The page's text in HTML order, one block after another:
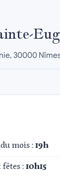
30000
du mois :19h
fêtes :10h15